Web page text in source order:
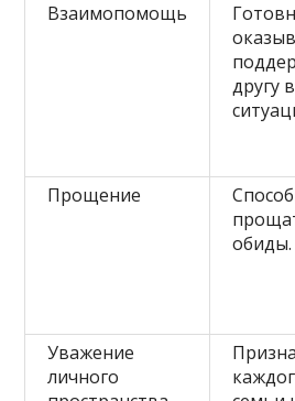
Взаимопомощь
другу
Прощение
обиды.
Уважение
личного